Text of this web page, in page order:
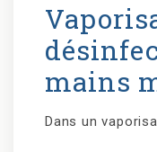
mains
Dans un